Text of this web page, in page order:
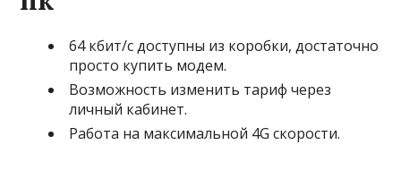
64 кбит/с доступны из коробки, достаточно
просто купить модем.
Возможность изменить тариф через
личный кабинет.
Работа на максимальной 4G скорости.